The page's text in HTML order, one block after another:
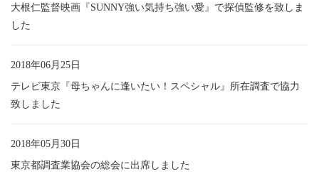
大根仁監督映画『SUNNY強い気持ち強い愛』で探偵監修を致しま
した
2018年06月25日
テレビ東京『母ちゃんに逢いたい！スペシャル』所在調査で協力
致しました
2018年05月30日
東京都調査業協会の総会に出席しました